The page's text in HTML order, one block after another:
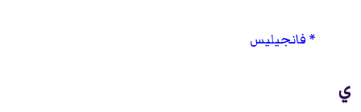
فانجيليس
ي